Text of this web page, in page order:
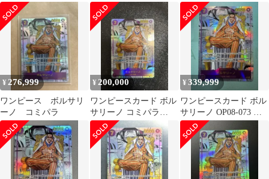
073 R
¥276,999
ワンピース ボルサリ
ーノ コミパラ
¥200,000
ワンピースカード ボル
サリーノ コミパラ
OP16-073 決戦の刻 自
引き 美品
¥339,999
ワンピースカード ボル
サリーノ OP08-073 コ
ミパラ